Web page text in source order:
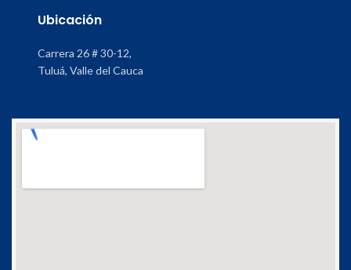
Ubicación
Carrera 26 # 30-12,
Tuluá, Valle del Cauca